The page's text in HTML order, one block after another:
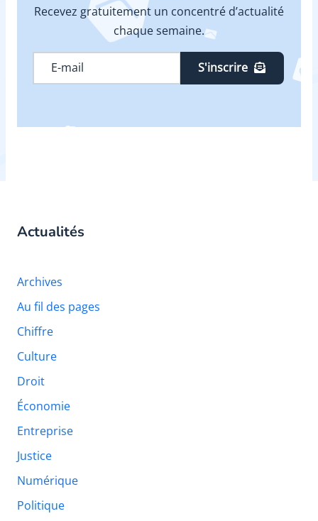
Recevez gratuitement un concentré d’actualité
chaque semaine.
S'inscrire
Actualités
Archives
Au fil des pages
Chiffre
Culture
Droit
Économie
Entreprise
Justice
Numérique
Politique